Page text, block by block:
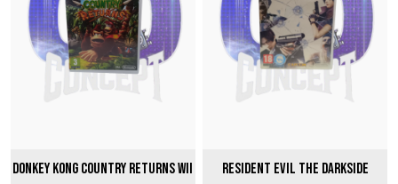
Donkey Kong Country Returns Wii
Resident Evil The Darkside